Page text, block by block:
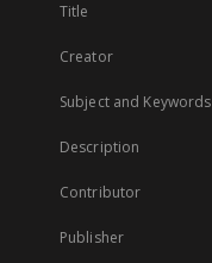
Title
Creator
Subject and Keywords
Description
Contributor
Publisher